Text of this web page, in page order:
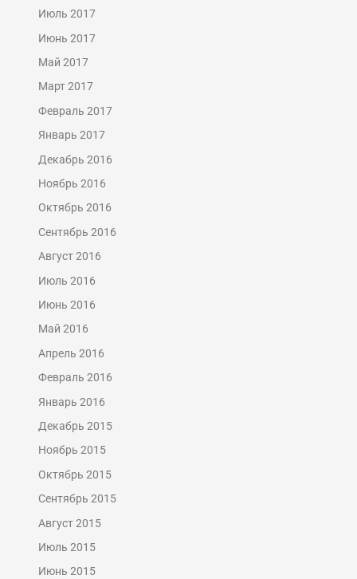
Июль 2017
Июнь 2017
Май 2017
Март 2017
Февраль 2017
Январь 2017
Декабрь 2016
Ноябрь 2016
Октябрь 2016
Сентябрь 2016
Август 2016
Июль 2016
Июнь 2016
Май 2016
Апрель 2016
Февраль 2016
Январь 2016
Декабрь 2015
Ноябрь 2015
Октябрь 2015
Сентябрь 2015
Август 2015
Июль 2015
Июнь 2015